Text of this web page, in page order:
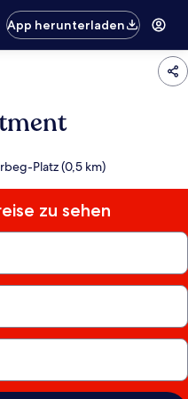
App herunterladen
Platz (0,5 km)
zu sehen